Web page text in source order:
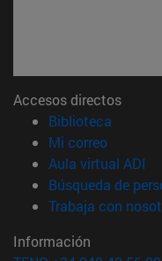
Accesos directos
Biblioteca
Mi correo(abre en
Aula virtual ADI
Búsqueda de
Trabaja con
Información